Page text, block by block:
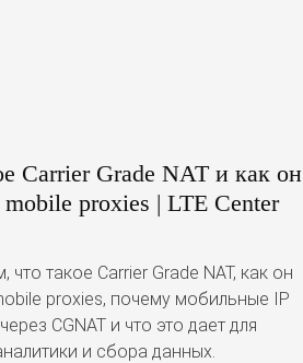
Carrier Grade NAT и как он
mobile proxies | LTE Center
что такое Carrier Grade NAT, как он
proxies, почему мобильные IP
CGNAT и что это дает для
и сбора данных.